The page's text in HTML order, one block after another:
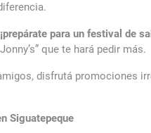
¡prepárate para un festival de
que te hará pedir más.
disfrutá promociones
Siguatepeque